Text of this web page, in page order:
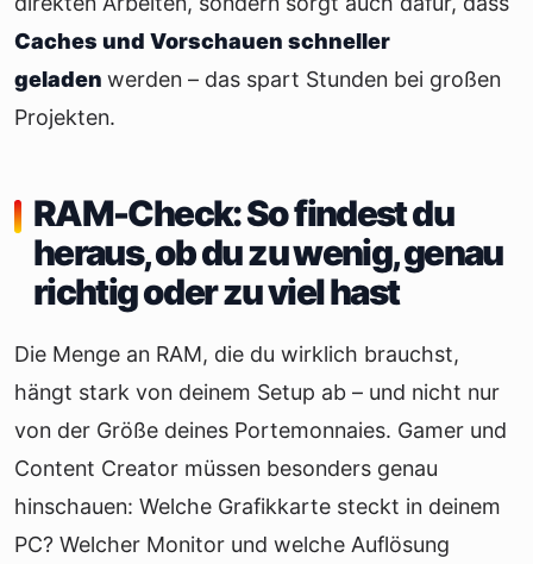
Caches und Vorschauen schneller
geladen werden – das spart Stunden bei großen
Projekten.
RAM-Check: So findest du
heraus, ob du zu wenig, genau
richtig oder zu viel hast
Die Menge an RAM, die du wirklich brauchst,
hängt stark von deinem Setup ab – und nicht nur
von der Größe deines Portemonnaies. Gamer und
Content Creator müssen besonders genau
hinschauen: Welche Grafikkarte steckt in deinem
PC? Welcher Monitor und welche Auflösung